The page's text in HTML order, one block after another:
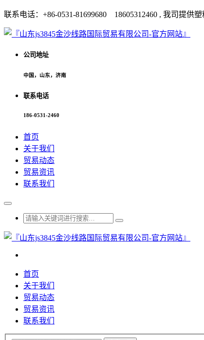
联系电话：+86-0531-81699680 18605312460 , 我司提供
公司地址
中国，山东，济南
联系电话
186-0531-2460
首页
关于我们
贸易动态
贸易资讯
联系我们
首页
关于我们
贸易动态
贸易资讯
联系我们